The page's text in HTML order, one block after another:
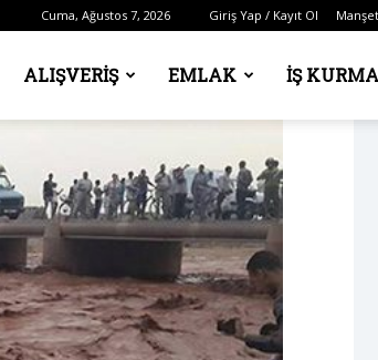
Cuma, Ağustos 7, 2026 Giriş Yap / Kayıt Ol Manşet
ALIŞVERIŞ EMLAK İŞ KURMA